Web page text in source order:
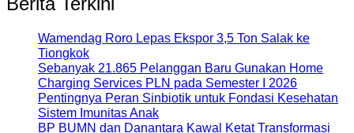
Wamendag Roro Lepas Ekspor 3,5 Ton Salak ke
Tiongkok
Sebanyak 21.865 Pelanggan Baru Gunakan Home
Charging Services PLN pada Semester I 2026
Pentingnya Peran Sinbiotik untuk Fondasi Kesehatan
Sistem Imunitas Anak
BP BUMN dan Danantara Kawal Ketat Transformasi